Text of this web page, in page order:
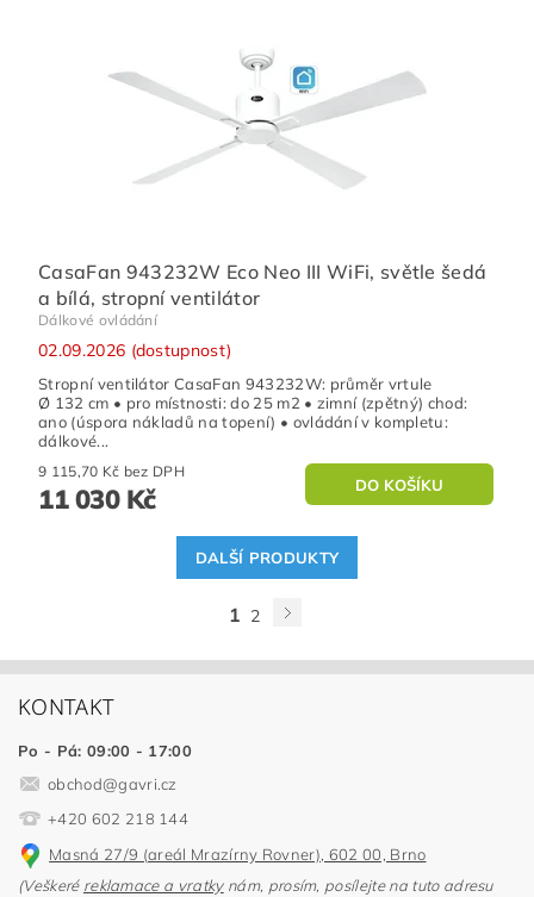
CasaFan 943232W Eco Neo III WiFi, světle šedá
a bílá, stropní ventilátor
Dálkové ovládání
02.09.2026 (dostupnost)
Stropní ventilátor CasaFan 943232W: průměr vrtule
Ø 132 cm • pro místnosti: do 25 m2 • zimní (zpětný) chod:
ano (úspora nákladů na topení) • ovládání v kompletu:
dálkové...
9 115,70 Kč bez DPH
11 030 Kč
DALŠÍ PRODUKTY
1 2
KONTAKT
Po - Pá: 09:00 - 17:00
obchod@gavri.cz
+420 602 218 144
Masná 27/9 (areál Mrazírny Rovner), 602 00, Brno
(Veškeré reklamace a vratkynám, prosím, posílejte na tuto adresu